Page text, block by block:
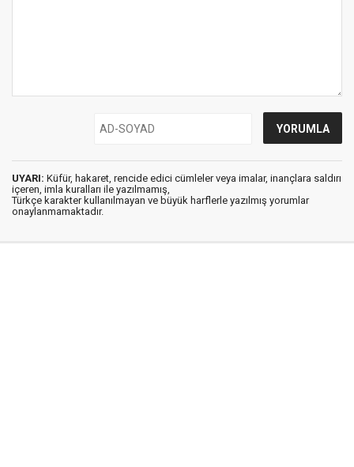
UYARI: Küfür, hakaret, rencide edici cümleler veya imalar, inançlara saldırı
içeren, imla kuralları ile yazılmamış,
Türkçe karakter kullanılmayan ve büyük harflerle yazılmış yorumlar
onaylanmamaktadır.